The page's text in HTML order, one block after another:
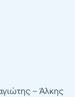
– Άλκης